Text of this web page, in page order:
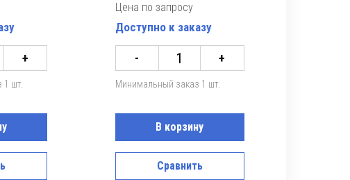
+
шт.
Цена по запросу
Доступно к заказу
- +
Минимальный заказ 1 шт.
В корзину
Сравнить